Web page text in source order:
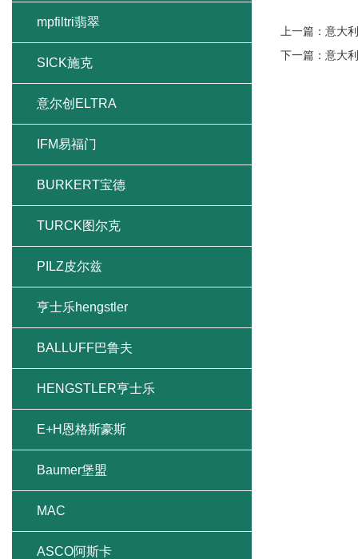
上一篇： 意大
下一篇： 意大
mpfiltri翡翠
SICK施克
意尔创ELTRA
IFM易福门
BURKERT宝德
TURCK图尔克
PILZ皮尔兹
亨士乐hengstler
BALLUFF巴鲁夫
HENGSTLER亨士乐
E+H恩格斯豪斯
Baumer堡盟
MAC
ASCO阿斯卡